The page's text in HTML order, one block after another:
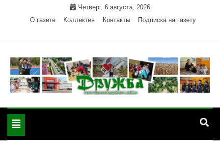
Четверг, 6 августа, 2026
О газете
Коллектив Контакты Подписка на газету
"Дружба" — газета
Красногвардейского района Республики Адыгея
Toggle
navigation